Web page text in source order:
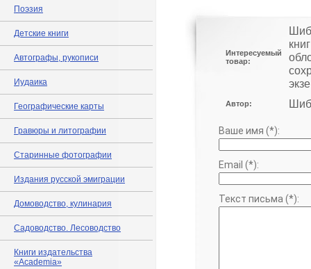
Поэзия
Детские книги
Автографы, рукописи
Иудаика
Географические карты
Гравюры и литографии
Старинные фотографии
Издания русской эмиграции
Домоводство, кулинария
Садоводство. Лесоводство
Книги издательства
«Academia»
Интересуемый
товар:
Автор:
Ваше имя (*):
Email (*):
Текст письма (*):